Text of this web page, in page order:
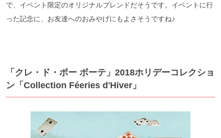
で、イベント限定のオリジナルブレンドだそうです。イベントに行
った記念に、お友達へのおみやげにもよさそうですね♪
「クレ・ド・ポー ボーテ」2018ホリデーコレクショ
ン「Collection Féeries d'Hiver」